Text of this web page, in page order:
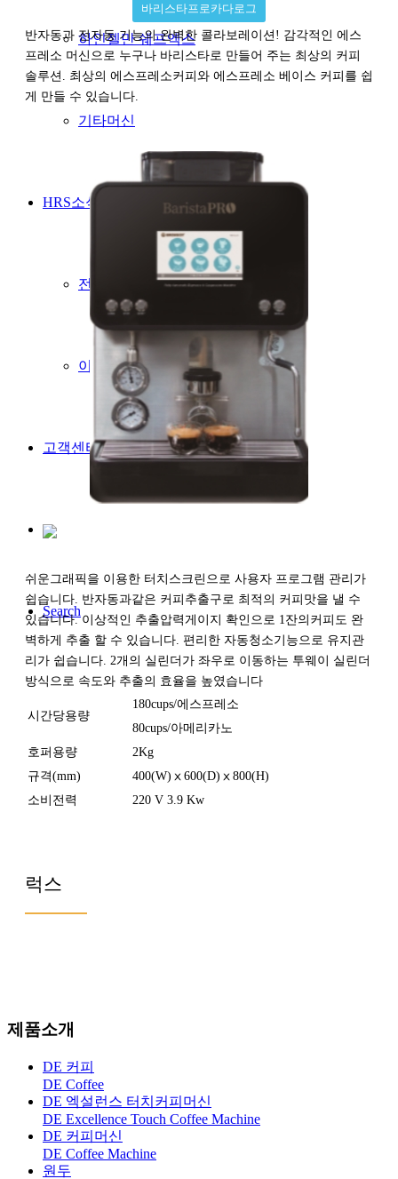
하인젤만 쉐프엑스
기타머신
HRS소식
전시회
이벤트,스폰서
고객센터
Search
바리스타프로카다로그
반자동과 전자동 기능의 완벽한 콜라보레이션! 감각적인 에스
프레소 머신으로 누구나 바리스타로 만들어 주는 최상의 커피
솔루션. 최상의 에스프레소커피와 에스프레소 베이스 커피를 쉽
게 만들 수 있습니다.
쉬운그래픽을 이용한 터치스크린으로 사용자 프로그램 관리가
쉽습니다. 반자동과같은 커피추출구로 최적의 커피맛을 낼 수
있습니다. 이상적인 추출압력게이지 확인으로 1잔의커피도 완
벽하게 추출 할 수 있습니다. 편리한 자동청소기능으로 유지관
리가 쉽습니다. 2개의 실린더가 좌우로 이동하는 투웨이 실린더
방식으로 속도와 추출의 효율을 높였습니다
시간당용량
180cups/에스프레소
80cups/아메리카노
호퍼용량
2Kg
규격(mm)
400(W)ⅹ600(D)ⅹ800(H)
소비전력
220 V 3.9 Kw
럭스
제품소개
DE 커피
DE Coffee
DE 엑설런스 터치커피머신
DE Excellence Touch Coffee Machine
DE 커피머신
DE Coffee Machine
원두